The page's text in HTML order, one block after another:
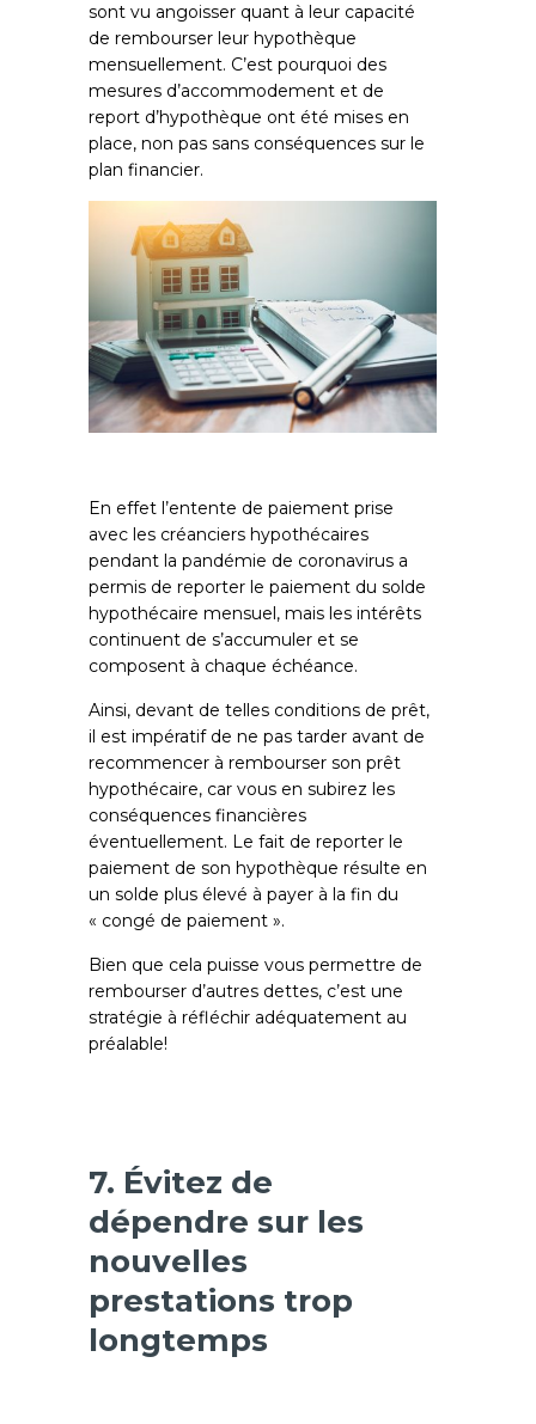
sont vu angoisser quant à leur capacité
de rembourser leur hypothèque
mensuellement. C’est pourquoi des
mesures d’accommodement et de
report d’hypothèque ont été mises en
place, non pas sans conséquences sur le
plan financier.
En effet l’entente de paiement prise
avec les créanciers hypothécaires
pendant la pandémie de coronavirus a
permis de reporter le paiement du solde
hypothécaire mensuel, mais les intérêts
continuent de s’accumuler et se
composent à chaque échéance.
Ainsi, devant de telles conditions de prêt,
il est impératif de ne pas tarder avant de
recommencer à rembourser son prêt
hypothécaire, car vous en subirez les
conséquences financières
éventuellement. Le fait de reporter le
paiement de son hypothèque résulte en
un solde plus élevé à payer à la fin du
« congé de paiement ».
Bien que cela puisse vous permettre de
rembourser d’autres dettes, c’est une
stratégie à réfléchir adéquatement au
préalable!
7. Évitez de
dépendre sur les
nouvelles
prestations trop
longtemps